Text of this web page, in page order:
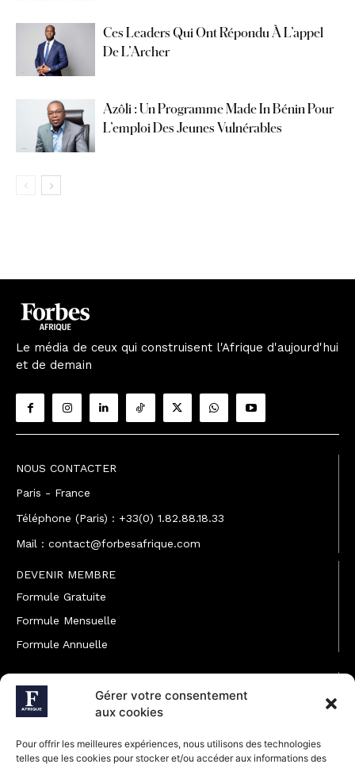
Gérer votre consentement
aux cookies
Pour offrir les meilleures expériences, nous utilisons des technologies
telles que les cookies pour stocker et/ou accéder aux informations des
Ces Leaders Qui Ont Répondu À L’appel
De L’Archer
Azôli : Un Programme Made In Bénin Pour
L’emploi Des Jeunes Vulnérables
Le média de ceux qui construisent l'Afrique d'aujourd'hui
et de demain
NOUS CONTACTER
Paris - France
Téléphone (Paris) : +33(0) 1.82.88.18.33
Mail : contact@forbesafrique.com
DEVENIR MEMBRE
Formule Gratuite
Formule Mensuelle
Formule Annuelle
JOINDRE L'ÉQUIPE
Rédaction
Développement commercial